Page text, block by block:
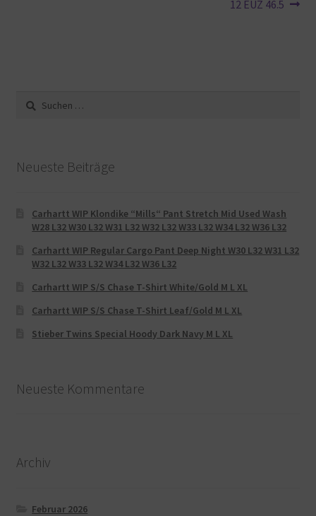
12 EUZ 46.5
Suche
nach:
Neueste Beiträge
Carhartt WIP Klondike “Mills“ Pant Stretch Mid Used Wash
W28 L32 W30 L32 W31 L32 W32 L32 W33 L32 W34 L32 W36 L32
Carhartt WIP Regular Cargo Pant Deep Night W30 L32 W31 L32
W32 L32 W33 L32 W34 L32 W36 L32
Carhartt WIP S/S Chase T-Shirt White/Gold M L XL
Carhartt WIP S/S Chase T-Shirt Leaf/Gold M L XL
Stieber Twins Special Hoody Dark Navy M L XL
Neueste Kommentare
Archiv
Februar 2026